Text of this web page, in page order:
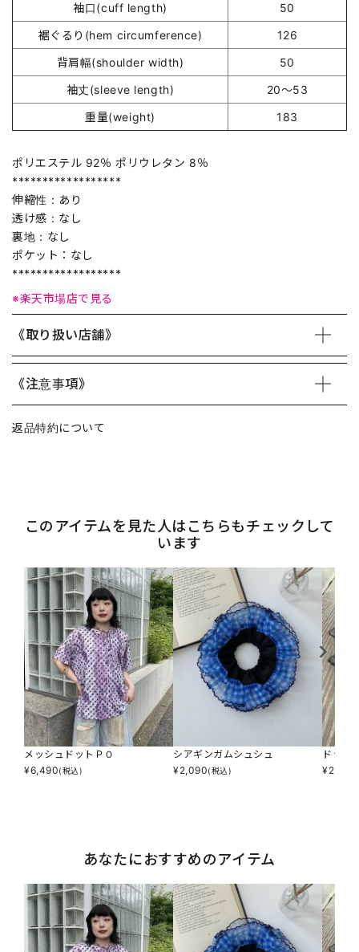
袖口(cuff length)
50
裾ぐるり(hem circumference)
126
背肩幅(shoulder width)
50
袖丈(sleeve length)
20～53
重量(weight)
183
ポリエステル 92％ ポリウレタン 8％
******************
伸縮性：あり
透け感：なし
裏地：なし
ポケット：なし
******************
※楽天市場店で見る
《取り扱い店舗》
《注意事項》
返品特約について
このアイテムを見た人はこちらもチェックして
います
メッシュドットＰＯ
¥6,490(税込)
シアギンガムシュシュ
¥2,090(税込)
ドット
¥2,090
あなたにおすすめのアイテム